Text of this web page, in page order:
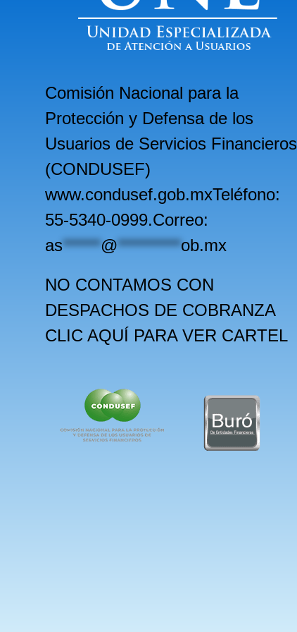
Comisión Nacional para la
Protección y Defensa de los
Usuarios de Servicios Financieros
(CONDUSEF)
www.condusef.gob.mxTeléfono:
55-5340-0999.Correo:
as******@**********ob.mx
NO CONTAMOS CON
DESPACHOS DE COBRANZA
CLIC AQUÍ PARA VER CARTEL